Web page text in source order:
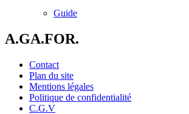
Guide
A.GA.FOR.
Contact
Plan du site
Mentions légales
Politique de confidentialité
C.G.V